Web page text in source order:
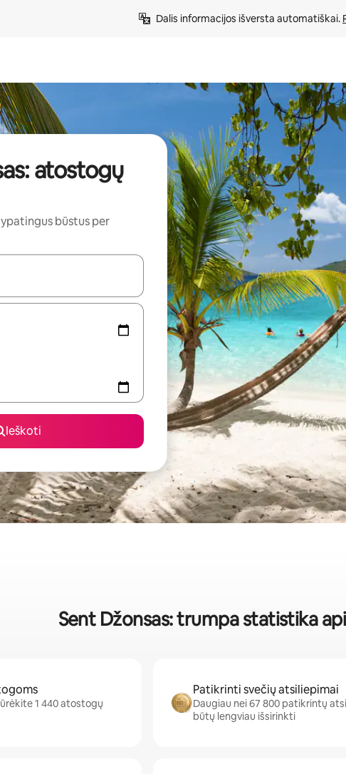
Dalis informacijos išversta automatiškai.
atostogų
būstus per
rezultatai, juos naršyti galite naudodami rodykles aukštyn ir žemyn arba
Ieškoti
Sent Džonsas: trumpa statistika
1 440 atostogų
Patikrinti svečių atsiliepimai
Daugiau nei 67 800 patikrintų
būtų lengviau išsirinkti